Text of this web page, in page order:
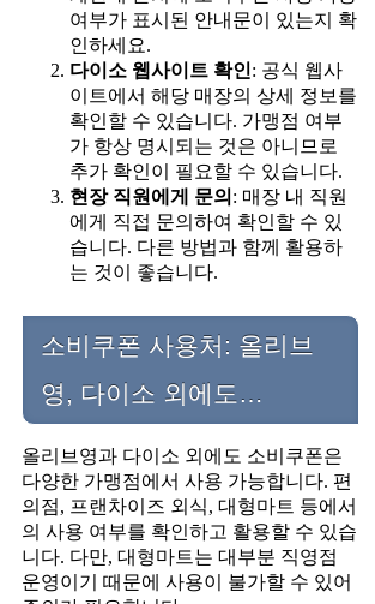
여부가 표시된 안내문이 있는지 확
인하세요.
다이소 웹사이트 확인: 공식 웹사
이트에서 해당 매장의 상세 정보를
확인할 수 있습니다. 가맹점 여부
가 항상 명시되는 것은 아니므로
추가 확인이 필요할 수 있습니다.
현장 직원에게 문의 : 매장 내 직원
에게 직접 문의하여 확인할 수 있
습니다. 다른 방법과 함께 활용하
는 것이 좋습니다.
소비쿠폰 사용처: 올리브
영, 다이소 외에도…
올리브영과 다이소 외에도 소비쿠폰은
다양한 가맹점에서 사용 가능합니다. 편
의점, 프랜차이즈 외식, 대형마트 등에서
의 사용 여부를 확인하고 활용할 수 있습
니다. 다만, 대형마트는 대부분 직영점
운영이기 때문에 사용이 불가할 수 있어